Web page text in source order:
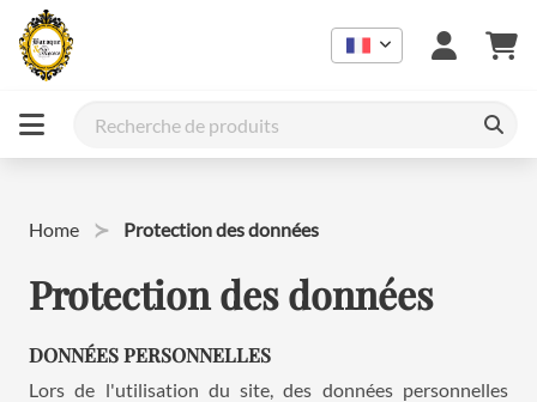
Home Protection des données
Protection des données
DONNÉES PERSONNELLES
Lors de l'utilisation du site, des données personnelles